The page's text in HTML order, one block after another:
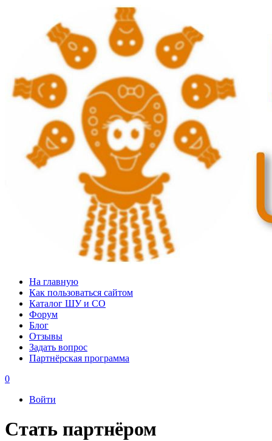
На главную
Как пользоваться сайтом
Каталог ШУ и СО
Форум
Блог
Отзывы
Задать вопрос
Партнёрская программа
0
Войти
Стать партнёром